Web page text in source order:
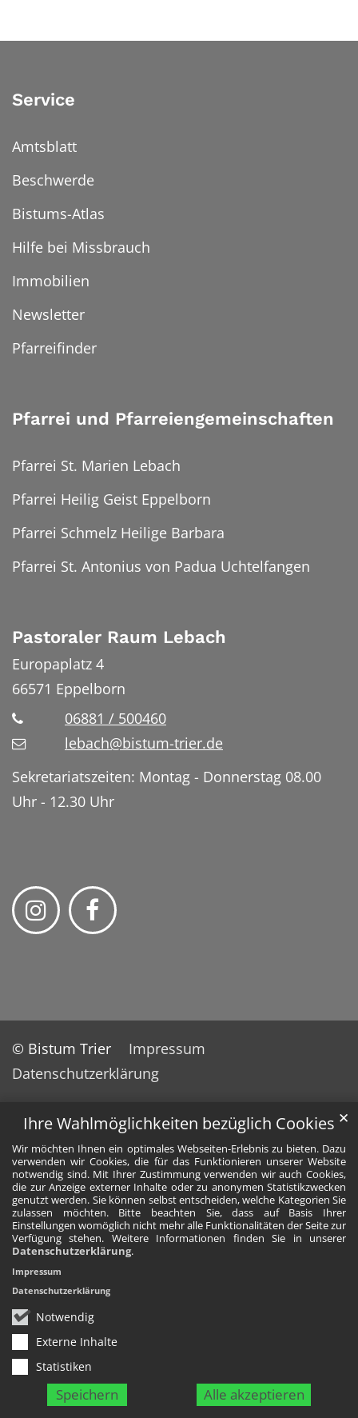
Ihre Wahlmöglichkeiten bezüglich Cookies
Wir möchten Ihnen ein optimales Webseiten-Erlebnis zu bieten. Dazu
verwenden wir Cookies, die für das Funktionieren unserer Website
notwendig sind. Mit Ihrer Zustimmung verwenden wir auch Cookies,
die zur Anzeige externer Inhalte oder zu anonymen Statistikzwecken
genutzt werden. Sie können selbst entscheiden, welche Kategorien Sie
zulassen möchten. Bitte beachten Sie, dass auf Basis Ihrer
Einstellungen womöglich nicht mehr alle Funktionalitäten der Seite zur
Verfügung stehen. Weitere Informationen finden Sie in unserer
Datenschutzerklärung.
Notwendig
Externe Inhalte
Statistiken
Speichern Alle akzeptieren
✕
Impressum
Datenschutzerklärung
Service
Amtsblatt
Beschwerde
Bistums-Atlas
Hilfe bei Missbrauch
Immobilien
Newsletter
Pfarreifinder
Pfarrei und Pfarreiengemeinschaften
Pfarrei St. Marien Lebach
Pfarrei Heilig Geist Eppelborn
Pfarrei Schmelz Heilige Barbara
Pfarrei St. Antonius von Padua Uchtelfangen
Pastoraler Raum Lebach
Europaplatz 4
66571 Eppelborn
06881 / 500460
lebach@bistum-trier.de
Sekretariatszeiten: Montag - Donnerstag 08.00
Uhr - 12.30 Uhr
© Bistum Trier
Impressum
Datenschutzerklärung